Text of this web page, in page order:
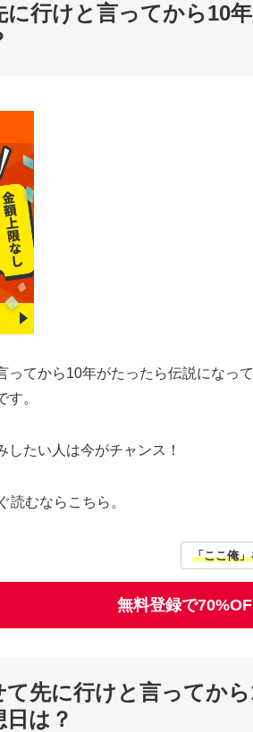
に行けと言ってから10
てから10年がたったら伝説になっ
す。
したい人は今がチャンス！
読むならこちら。
「ここ俺
無料登録で
先に行けと言ってか
は？